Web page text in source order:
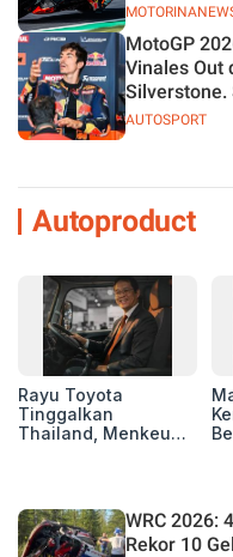
AUTOSPORT
MotoGP
Vinales Out
Silverstone.
Autoproduct
Rayu Toyota
Tinggalkan
Thailand, Menkeu
Basis Produksi
ASEAN
WRC 2026:
Rekor 10